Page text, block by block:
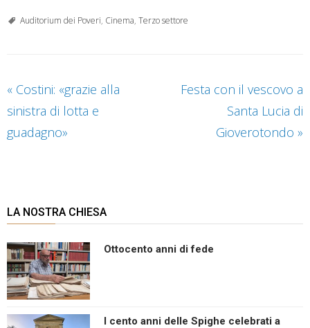
Auditorium dei Poveri, Cinema, Terzo settore
« Costini: «grazie alla
sinistra di lotta e
guadagno»
Festa con il vescovo a
Santa Lucia di
Gioverotondo »
LA NOSTRA CHIESA
Ottocento anni di fede
I cento anni delle Spighe celebrati a